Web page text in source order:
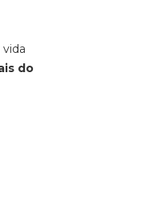
do